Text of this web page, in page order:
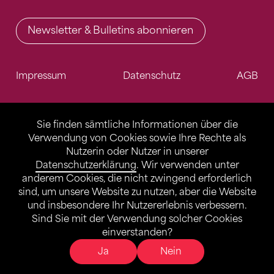
Sie finden sämtliche Informationen über die
Verwendung von Cookies sowie Ihre Rechte als
Nutzerin oder Nutzer in unserer
Datenschutzerklärung. Wir verwenden unter
anderem Cookies, die nicht zwingend erforderlich
sind, um unsere Website zu nutzen, aber die Website
und insbesondere Ihr Nutzererlebnis verbessern.
Sind Sie mit der Verwendung solcher Cookies
einverstanden?
Ja
Nein
Newsletter & Bulletins abonnieren
Impressum Datenschutz AGB